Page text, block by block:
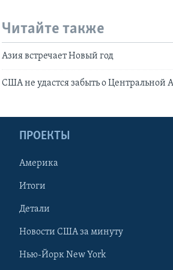
Читайте также
Азия встречает Новый год
США не удастся забыть о Центральной
ПРОЕКТЫ
Америка
Итоги
Детали
Новости США за минуту
Нью-Йорк New York